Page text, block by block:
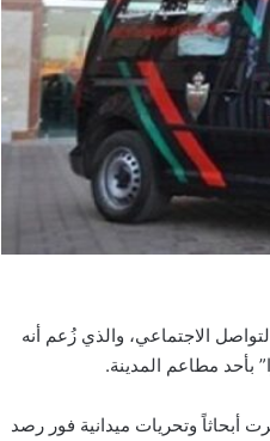
الاجتماعي، والذي زُعم أنه
بأحد مطاعم المدينة.
أبحاثاً وتحريات ميدانية فور رصد